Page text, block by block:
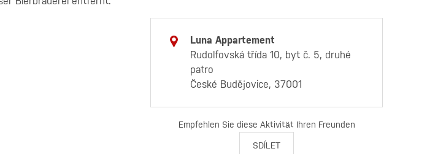
Luna Appartement
Rudolfovská třída 10, byt č. 5, druhé
patro
České Budějovice, 37001
Empfehlen Sie diese Aktivität Ihren Freunden
SDÍLET